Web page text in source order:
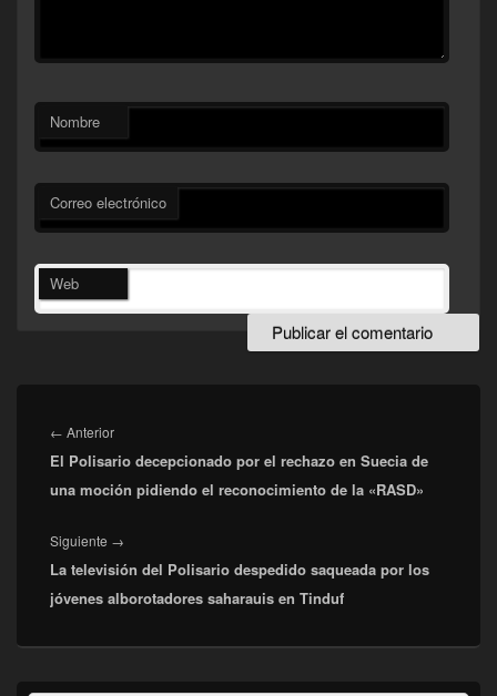
Nombre
Correo electrónico
Web
de
entradas
← AnteriorEntrada
anterior:
El Polisario decepcionado por el rechazo en Suecia de
una moción pidiendo el reconocimiento de la «RASD»
Siguiente →
siguiente:
La televisión del Polisario despedido saqueada por los
jóvenes alborotadores saharauis en Tinduf
El